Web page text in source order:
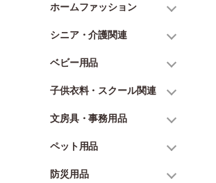
ホームファッション
シニア・介護関連
ベビー用品
子供衣料・スクール関連
文房具・事務用品
ペット用品
防災用品